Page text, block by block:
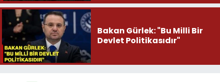
Bakan Gürlek: "Bu Milli Bir
Devlet Politikasıdır"